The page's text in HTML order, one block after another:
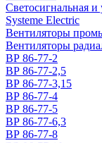
Светосигнальная
Systeme Electric
Вентиляторы
Вентиляторы
ВР 86-77-2
ВР 86-77-2,5
ВР 86-77-3,15
ВР 86-77-4
ВР 86-77-5
ВР 86-77-6,3
ВР 86-77-8